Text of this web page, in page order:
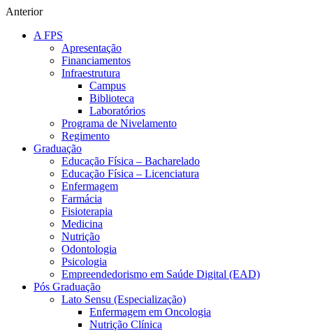
Anterior
A FPS
Apresentação
Financiamentos
Infraestrutura
Campus
Biblioteca
Laboratórios
Programa de Nivelamento
Regimento
Graduação
Educação Física – Bacharelado
Educação Física – Licenciatura
Enfermagem
Farmácia
Fisioterapia
Medicina
Nutrição
Odontologia
Psicologia
Empreendedorismo em Saúde Digital (EAD)
Pós Graduação
Lato Sensu (Especialização)
Enfermagem em Oncologia
Nutrição Clínica